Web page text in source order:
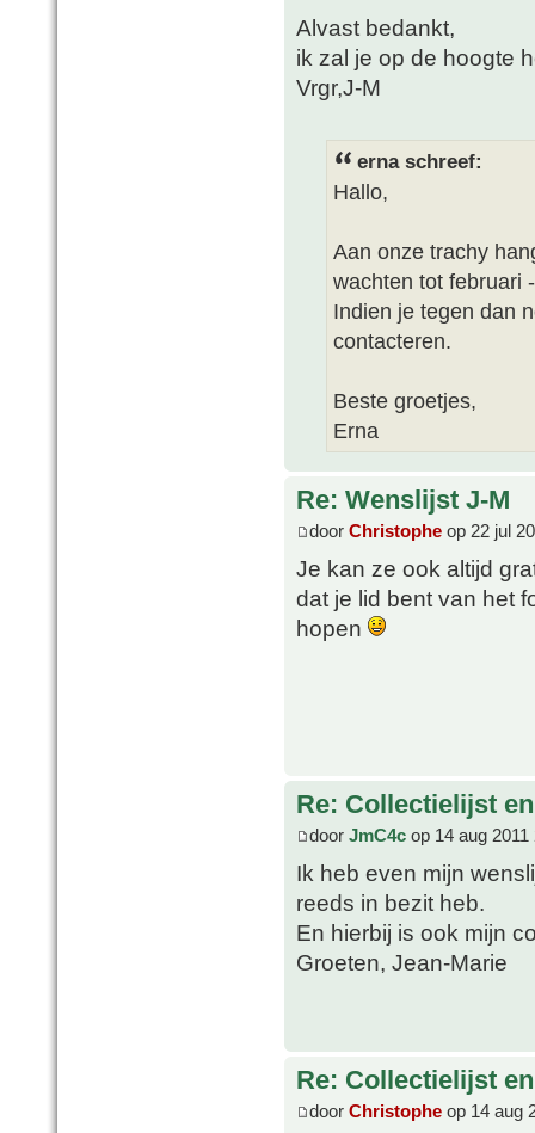
Alvast bedankt,
ik zal je op de hoogte
Vrgr,J-M
erna schreef:
Hallo,
Aan onze trachy
wachten tot februari
Indien je tegen dan
contacteren.
Beste groetjes,
Erna
Re: Wenslijst J-M
door Christophe op 22 jul
Je kan ze ook altijd
dat je lid bent van het
hopen
Re: Collectielijst
door JmC4c op 14 aug 2011
Ik heb even mijn
reeds in bezit heb.
En hierbij is ook mijn
Groeten, Jean-Marie
Re: Collectielijst
door Christophe op 14 aug